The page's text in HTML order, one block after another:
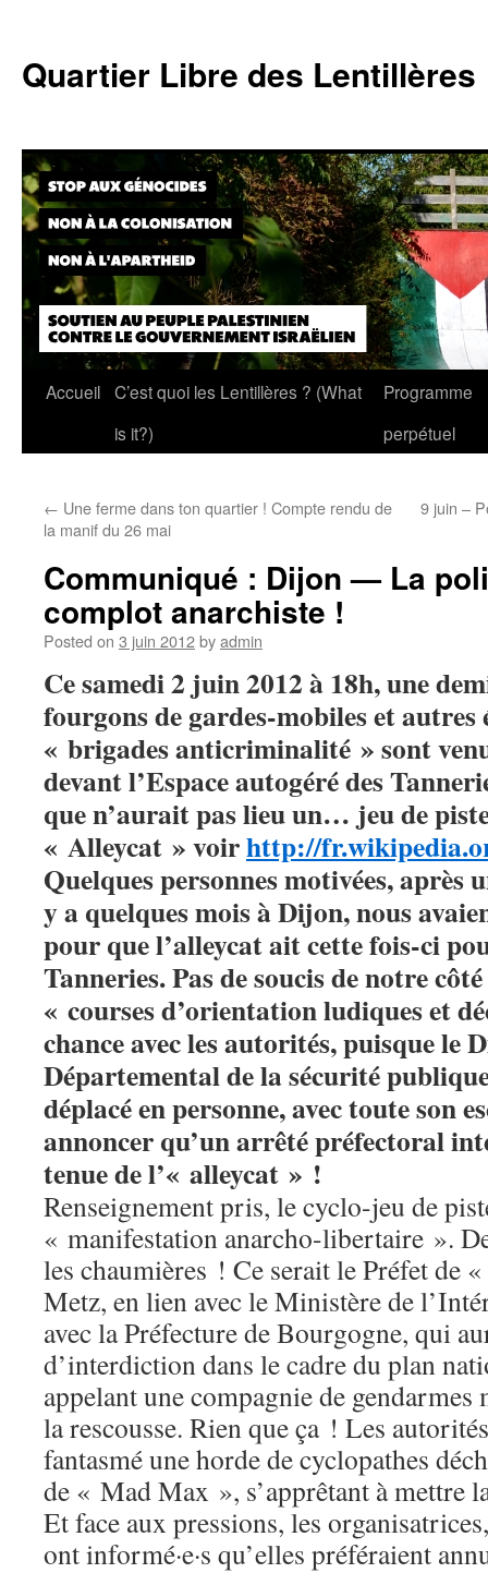
content
Quartier Libre des Lentillères
Accueil C’est quoi les Lentillères ? (What
is it?)
Programme
perpétuel
← Une ferme dans ton quartier ! Compte rendu de
la manif du 26 mai
9 juin –
Communiqué : Dijon — La
complot anarchiste !
Posted on 3 juin 2012byadmin
Ce samedi 2 juin 2012 à 18h, une
fourgons de gardes-mobiles et autres
« brigades anticriminalité » sont
devant l’Espace autogéré des
que n’aurait pas lieu un… jeu de
« Alleycat » voirhttp://
Quelques personnes motivées, après
y a quelques mois à Dijon, nous
pour que l’alleycat ait cette fois-ci
Tanneries. Pas de soucis de notre
« courses d’orientation ludiques et
chance avec les autorités, puisque le
Départemental de la sécurité
déplacé en personne, avec toute son
annoncer qu’un arrêté préfectoral
tenue de l’« alleycat » !
Renseignement pris, le cyclo-jeu de
« manifestation anarcho-libertaire ».
les chaumières ! Ce serait le Préfet de
Metz, en lien avec le Ministère de
avec la Préfecture de Bourgogne, qui
d’interdiction dans le cadre du plan
appelant une compagnie de
la rescousse. Rien que ça ! Les
fantasmé une horde de cyclopathes
de « Mad Max », s’apprêtant à mettre
Et face aux pressions, les
ont informé·e·s qu’elles préféraient